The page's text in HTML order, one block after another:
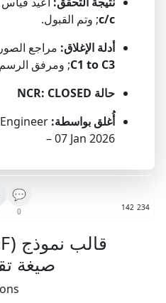
c/c; وتم القبول.
أدلة الإغلاق: مراجع الصور
C1 to C3; ومرفق
حالة NCR: CLOSED
أُغلق بواسطة:
– 07 Jan 2026
💬
0 142 234
صيغة